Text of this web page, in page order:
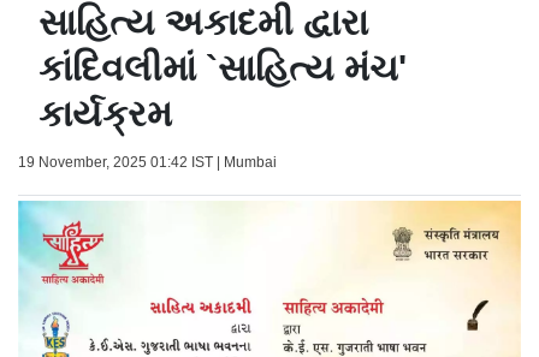
સાહિત્ય અકાદમી દ્વારા
કાંદિવલીમાં `સાહિત્ય મંચ'
કાર્યક્રમ
19 November, 2025 01:42 IST | Mumbai